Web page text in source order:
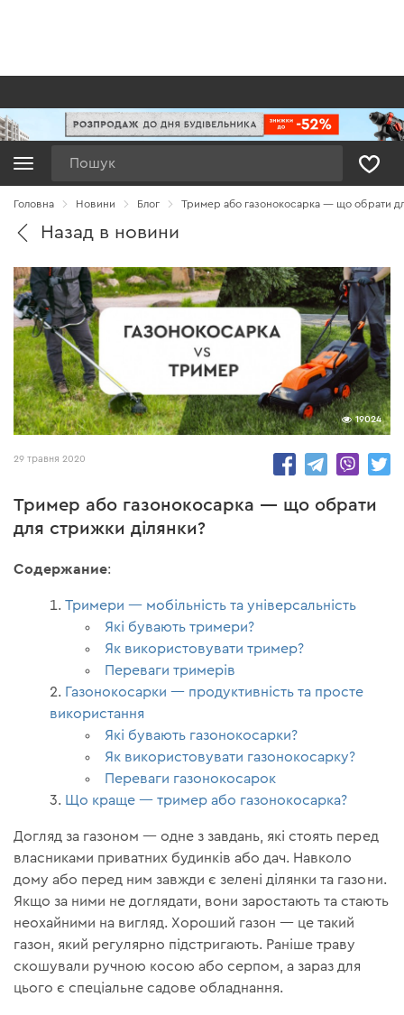
Головна Новини Блог Тример або газонокосарка — що обрати
Назад в новини
19024
29 травня 2020
Тример або газонокосарка — що обрати
для стрижки ділянки?
Содержание:
Тримери — мобільність та універсальність
Які бувають тримери?
Як використовувати тример?
Переваги тримерів
Газонокосарки — продуктивність та просте
використання
Які бувають газонокосарки?
Як використовувати газонокосарку?
Переваги газонокосарок
Що краще — тример або газонокосарка?
Догляд за газоном — одне з завдань, які стоять перед
власниками приватних будинків або дач. Навколо
дому або перед ним завжди є зелені ділянки та газони.
Якщо за ними не доглядати, вони заростають та стають
неохайними на вигляд. Хороший газон — це такий
газон, який регулярно підстригають. Раніше траву
скошували ручною косою або серпом, а зараз для
цього є спеціальне садове обладнання.